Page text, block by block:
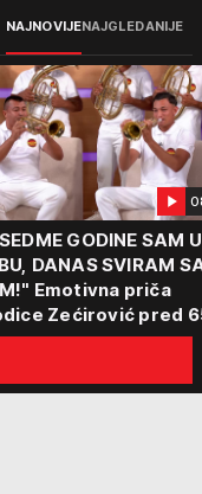
NAJNOVIJENAJGLEDANIJE
GODINE SAM
DANAS SVIRAM
Emotivna priča
Zećirović pred
trubača u Guči